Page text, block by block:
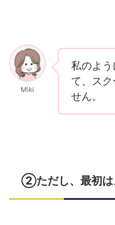
Miki
私のよ
て、ス
せん。
②ただし、最初は